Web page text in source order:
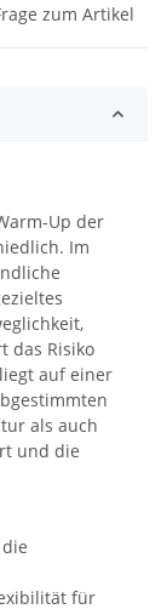
zum Artikel
Up der
Im
das Risiko
auf einer
als auch
und die
für